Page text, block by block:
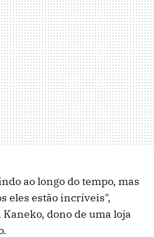
ao longo do tempo, mas
eles estão incríveis",
Kaneko, dono de uma loja